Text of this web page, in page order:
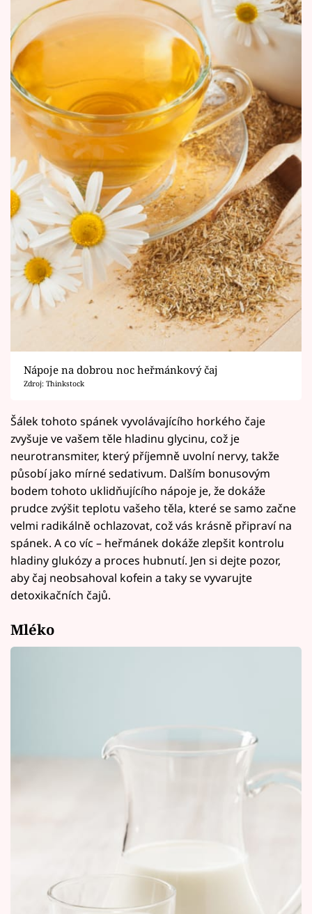
Nápoje na dobrou noc heřmánkový čaj
Zdroj: Thinkstock
Šálek tohoto spánek vyvolávajícího horkého čaje
zvyšuje ve vašem těle hladinu glycinu, což je
neurotransmiter, který příjemně uvolní nervy, takže
působí jako mírné sedativum. Dalším bonusovým
bodem tohoto uklidňujícího nápoje je, že dokáže
prudce zvýšit teplotu vašeho těla, které se samo začne
velmi radikálně ochlazovat, což vás krásně připraví na
spánek. A co víc – heřmánek dokáže zlepšit kontrolu
hladiny glukózy a proces hubnutí. Jen si dejte pozor,
aby čaj neobsahoval kofein a taky se vyvarujte
detoxikačních čajů.
Mléko